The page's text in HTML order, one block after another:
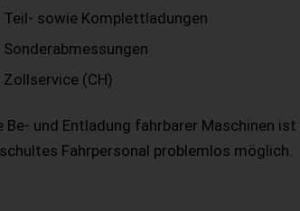
Teil- sowie Komplettladungen
Sonderabmessungen
Zollservice (CH)
Be- und Entladung fahrbarer Maschinen
Fahrpersonal problemlos möglich.